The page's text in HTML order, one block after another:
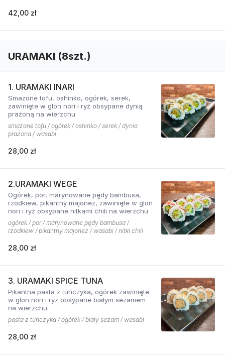
42,00 zł
URAMAKI (8szt.)
1. URAMAKI INARI
Smażone tofu, oshinko, ogórek, serek,
zawinięte w glon nori i ryż obsypane dynią
prażoną na wierzchu
smażone tofu / ogórek / oshinko / serek / dynia
prażona / wasabi
28,00 zł
2.URAMAKI WEGE
Ogórek, por, marynowane pędy bambusa,
rzodkiew, pikantny majonez, zawinięte w glon
nori i ryż obsypane nitkami chili na wierzchu
ogórek / por / marynowane pędy bambusa /
rzodkiew / pikantny majonez / wasabi / nitki chili
28,00 zł
3. URAMAKI SPICE TUNA
Pikantna pasta z tuńczyka, ogórek zawinięte
w glon nori i ryż obsypane białym sezamem
na wierzchu
pasta z tuńczyka / ogórek / biały sezam / wasabi
28,00 zł